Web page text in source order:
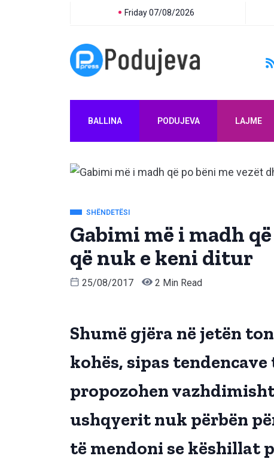
Friday 07/08/2026
BALLINA PODUJEVA LAJME
SHËNDETËSI
Gabimi më i madh
që nuk e keni ditur
25/08/2017 2 Min Read
Shumë gjëra në jetën
kohës, sipas
propozohen
ushqyerit nuk përbën
të mendoni se këshillat